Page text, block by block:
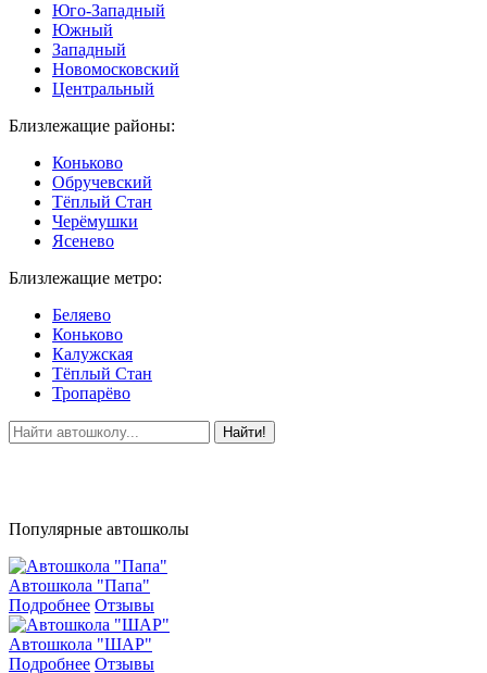
Юго-Западный
Южный
Западный
Новомосковский
Центральный
Близлежащие районы:
Коньково
Обручевский
Тёплый Стан
Черёмушки
Ясенево
Близлежащие метро:
Беляево
Коньково
Калужская
Тёплый Стан
Тропарёво
Найти!
Популярные автошколы
Автошкола "Папа"
Подробнее Отзывы
Автошкола "ШАР"
Подробнее Отзывы